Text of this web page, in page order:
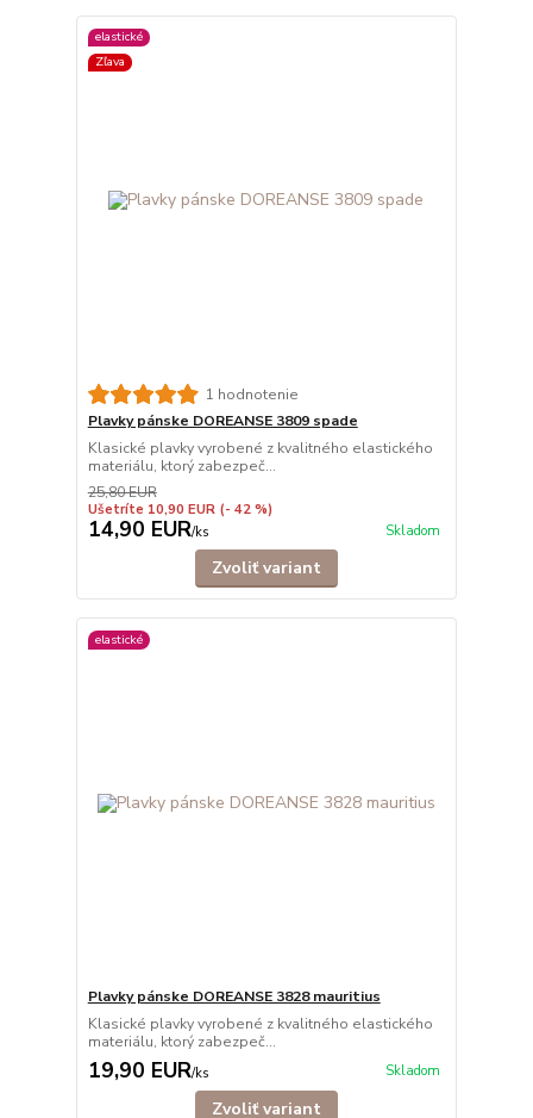
elastické
Zľava
1 hodnotenie
Plavky pánske DOREANSE 3809 spade
Klasické plavky vyrobené z kvalitného elastického
materiálu, ktorý zabezpeč...
25,80 EUR
Ušetríte 10,90 EUR (- 42 %)
14,90 EUR/ks Skladom
Zvoliť variant
elastické
Plavky pánske DOREANSE 3828 mauritius
Klasické plavky vyrobené z kvalitného elastického
materiálu, ktorý zabezpeč...
19,90 EUR/ks Skladom
Zvoliť variant